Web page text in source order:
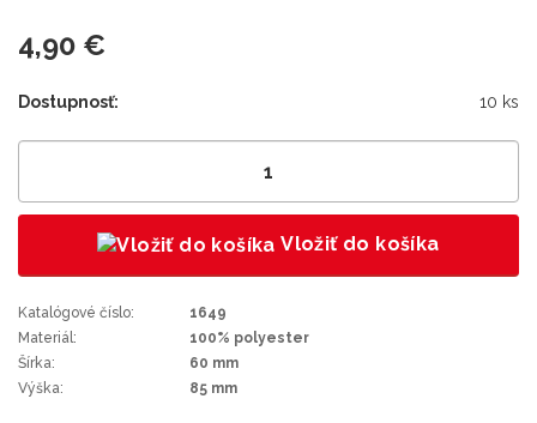
4,90 €
Dostupnosť: 10 ks
Vložiť do košíka
Katalógové číslo:
1649
Materiál:
100% polyester
Šírka:
60 mm
Výška:
85 mm